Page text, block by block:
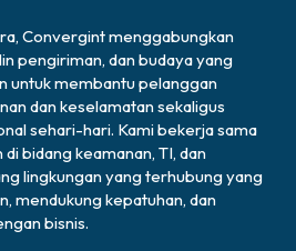
Convergint menggabungkan
pengiriman, dan budaya yang
untuk membantu pelanggan
dan keselamatan sekaligus
sehari-hari. Kami bekerja sama
bidang keamanan, TI, dan
lingkungan yang terhubung yang
mendukung kepatuhan, dan
bisnis.